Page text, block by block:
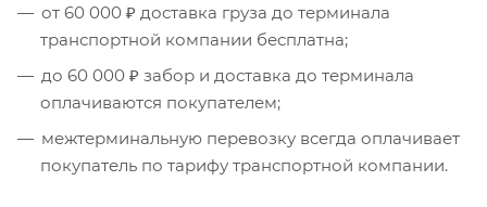
от 60 000 ₽ доставка груза до терминала
транспортной компании бесплатна;
до 60 000 ₽ забор и доставка до терминала
оплачиваются покупателем;
межтерминальную перевозку всегда оплачивает
покупатель по тарифу транспортной компании.